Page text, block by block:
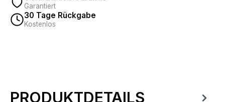
Garantiert
30 Tage Rückgabe
Kostenlos
Produktinformationen
PRODUKTDETAILS